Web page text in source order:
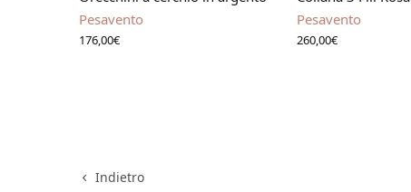
Pesavento
176,00€
Pesavento
260,00€
Indietro